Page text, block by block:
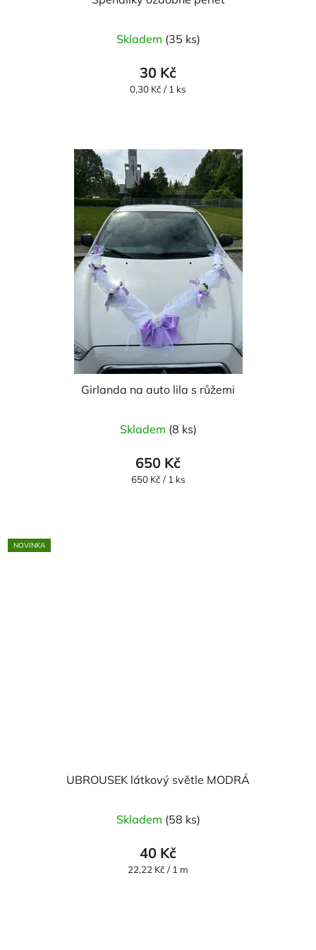
Skladem (35 ks)
30 Kč
Měrná
0,30 Kč / 1 ks
Girlanda na auto lila s růžemi
hodnocení
produktu
je
Skladem (8 ks)
650 Kč
Měrná
650 Kč / 1 ks
NOVINKA
UBROUSEK látkový světle MODRÁ
Skladem (58 ks)
40 Kč
Měrná
22,22 Kč / 1 m